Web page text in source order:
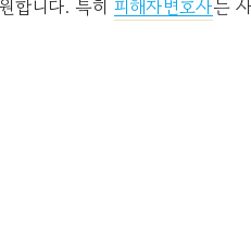
합니다. 특히 피해자변호사는